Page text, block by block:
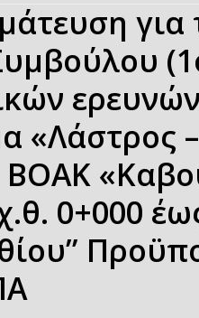
για
«Λάστρος
0+000